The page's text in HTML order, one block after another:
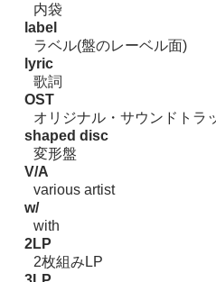
内袋
label
ラベル(盤のレーベル面)
lyric
歌詞
OST
オリジナル・サウンドトラ
shaped disc
変形盤
V/A
various artist
w/
with
2LP
2枚組みLP